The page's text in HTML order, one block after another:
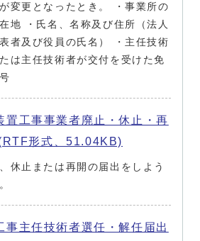
変更となったとき。 ・事業所の
地 ・氏名、名称及び住所（法人
者及び役員の氏名） ・主任技術
は主任技術者が交付を受けた免
置工事事業者廃止・休止・再
形式、51.04KB)
休止または再開の届出をしよう
事主任技術者選任・解任届出